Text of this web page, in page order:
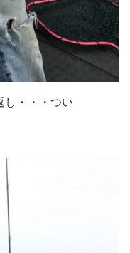
し・・・つい